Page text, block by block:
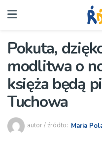
Pokuta,
modlitwa o
księża będą
Tuchowa
autor / źródło: Maria